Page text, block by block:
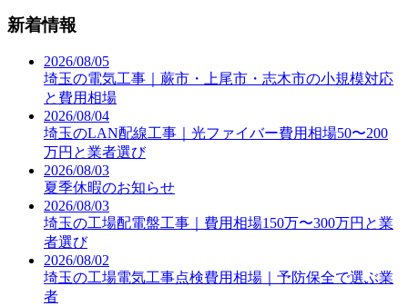
新着情報
2026/08/05
埼玉の電気工事｜蕨市・上尾市・志木市の小規模対応
と費用相場
2026/08/04
埼玉のLAN配線工事｜光ファイバー費用相場50〜200
万円と業者選び
2026/08/03
夏季休暇のお知らせ
2026/08/03
埼玉の工場配電盤工事｜費用相場150万〜300万円と業
者選び
2026/08/02
埼玉の工場電気工事点検費用相場｜予防保全で選ぶ業
者